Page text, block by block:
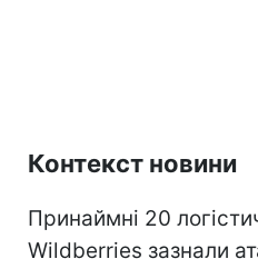
Контекст новини
Принаймні 20
Wildberries зазнали